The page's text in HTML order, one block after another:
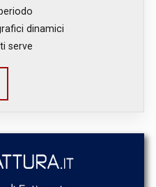
dinamici
serve